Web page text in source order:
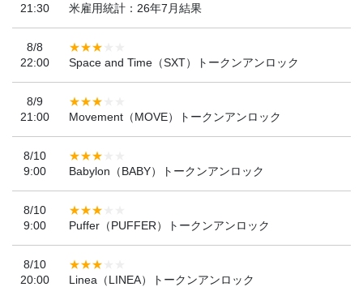
21:30
米雇用統計：26年7月結果
8/8
22:00
Space and Time（SXT）トークンアンロック
8/9
21:00
Movement（MOVE）トークンアンロック
8/10
9:00
Babylon（BABY）トークンアンロック
8/10
9:00
Puffer（PUFFER）トークンアンロック
8/10
20:00
Linea（LINEA）トークンアンロック